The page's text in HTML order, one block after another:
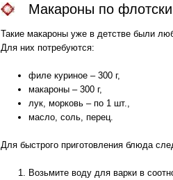
Макароны по флотски
Такие макароны уже в детстве были
Для них потребуются:
филе куриное – 300 г,
макароны – 300 г,
лук, морковь – по 1 шт.,
масло, соль, перец.
Для быстрого приготовления блюда
Возьмите воду для варки в